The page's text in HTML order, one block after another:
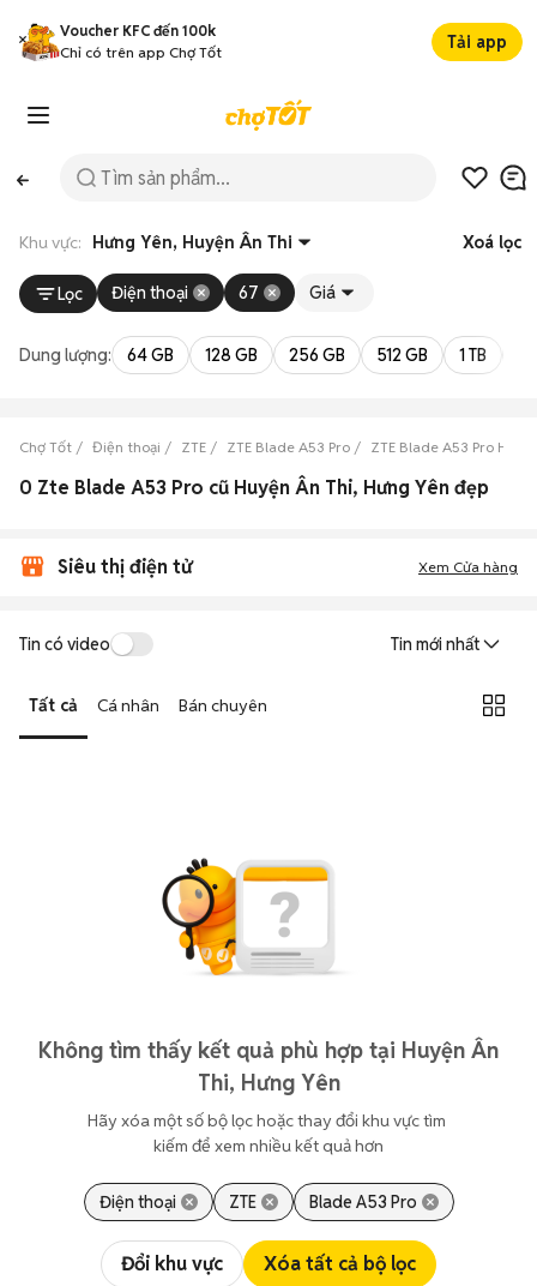
Voucher KFC đến 100k
Chỉ có trên app Chợ Tốt
Tải app
Khu vực: Hưng Yên, Huyện Ân Thi Xoá lọc
Lọc Điện thoại 67 Giá
Dung lượng: 64 GB 128 GB 256 GB 512 GB 1 TB
Chợ Tốt Điện thoại ZTE ZTE Blade A53 Pro ZTE Blade A53 Pro Hưng
0 Zte Blade A53 Pro cũ Huyện Ân Thi, Hưng Yên đẹp
Siêu thị điện tử Xem Cửa hàng
Tin có video Tin mới nhất
Tất cả Cá nhân Bán chuyên
Không tìm thấy kết quả phù hợp tại Huyện Ân
Thi, Hưng Yên
Hãy xóa một số bộ lọc hoặc thay đổi khu vực tìm
kiếm để xem nhiều kết quả hơn
Điện thoại ZTE Blade A53 Pro
Đổi khu vực Xóa tất cả bộ lọc